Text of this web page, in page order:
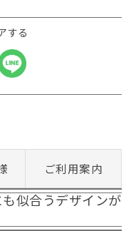
する
ご利用案内
似合うデザインが